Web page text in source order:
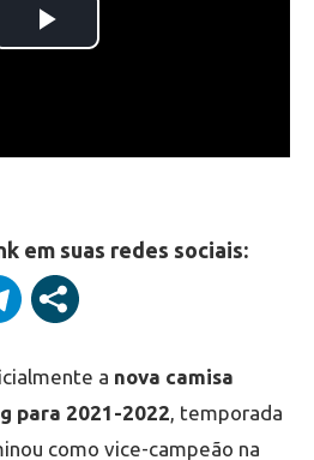
em suas redes sociais:
a nova camisa
para 2021-2022, temporada
como vice-campeão na